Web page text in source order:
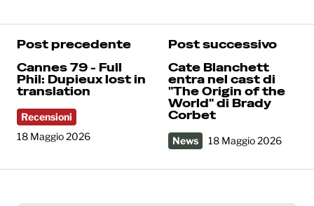
Post precedente
Cannes 79 - Full
Phil: Dupieux lost in
translation
Recensioni
18 Maggio 2026
Post successivo
Cate Blanchett
entra nel cast di
"The Origin of the
World" di Brady
Corbet
News 18 Maggio 2026